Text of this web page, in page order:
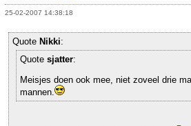
25-02-2007 14:38:18
Quote Nikki:
Quote sjatter:
Meisjes doen ook mee, niet zoveel drie
mannen.